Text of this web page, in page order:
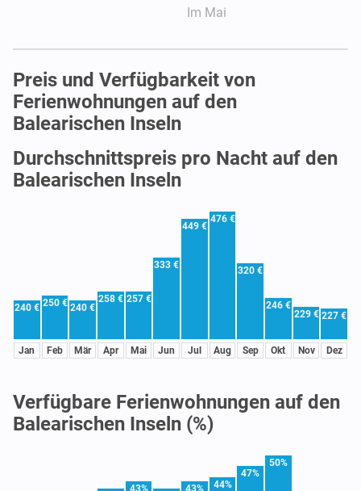
Im Mai
Preis und Verfügbarkeit von
Ferienwohnungen auf den
Balearischen Inseln
Durchschnittspreis pro Nacht auf den
Balearischen Inseln
240 €
Jan
250 €
Feb
240 €
Mär
258 €
Apr
257 €
Mai
333 €
Jun
449 €
Jul
476 €
Aug
320 €
Sep
246 €
Okt
229 €
Nov
227 €
Dez
Verfügbare Ferienwohnungen auf den
Balearischen Inseln (%)
43% 43% 44%
47%
50%